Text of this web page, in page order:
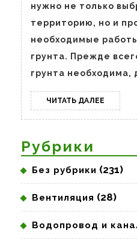
нужно не только
территорию, но и
необходимые
грунта. Прежде
грунта необходима,
ЧИТАТЬ ДАЛЕЕ ЧИТАТЬ
ДАЛЕЕ
Рубрики
Без рубрики (231)
Вентиляция (28)
Водопровод и